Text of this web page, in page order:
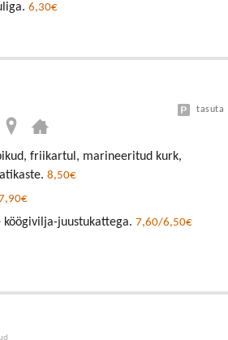
6,30€
tasuta
friikartul, marineeritud kurk,
8,50€
juustukattega. 7,60/6,50€